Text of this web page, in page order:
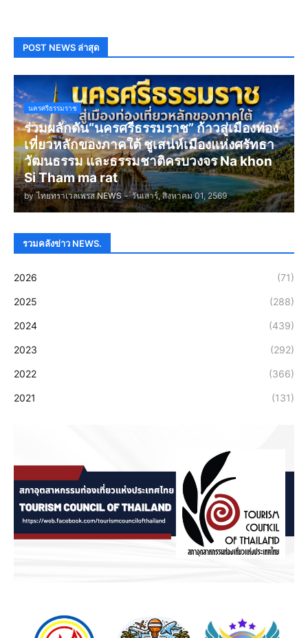
POST NEWS ล่าสุด
นครศรีธรรมราช
ร่วมผลักดัน“นครศรีธรรมราช” ก้าวสู่เมืองท่อง
เที่ยวหลักของภาคใต้ ชูเสน่ห์เมืองแห่งศรัทธา
วัฒนธรรม และธรรมชาติครบวงจร Na khon
Si Tham ma rat
by ไทยทราเวลเพรส NEWS - วันเสาร์, สิงหาคม 01, 2569
รวมคลังข่าว NEWS.
2026 (71)
2025 (288)
2024 (439)
2023 (292)
2022 (366)
2021 (131)